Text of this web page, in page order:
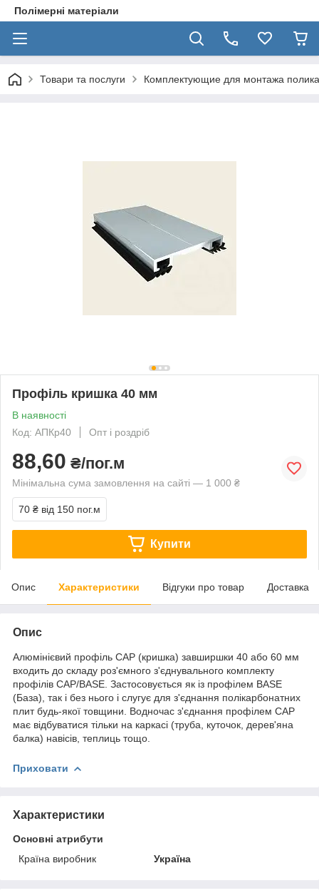
Полімерні матеріали
Товари та послуги Комплектующие для монтажа
Профіль кришка 40 мм
В наявності
Код: АПКр40
Опт і роздріб
88,60 ₴/пог.м
Мінімальна сума замовлення на сайті — 1 000 ₴
70 ₴ від 150 пог.м
Купити
Опис Характеристики Відгуки про товар Доставка
Опис
Алюмінієвий профіль CAP (кришка) завширшки 40 або 60 мм
входить до складу роз'ємного з'єднувального комплекту
профілів CAP/BASE. Застосовується як із профілем BASE
(База), так і без нього і слугує для з'єднання полікарбонатних
плит будь-якої товщини. Водночас з'єднання профілем CAP
має відбуватися тільки на каркасі (труба, куточок, дерев'яна
балка) навісів, теплиць тощо.
Приховати
Характеристики
Основні атрибути
Країна виробник
Україна